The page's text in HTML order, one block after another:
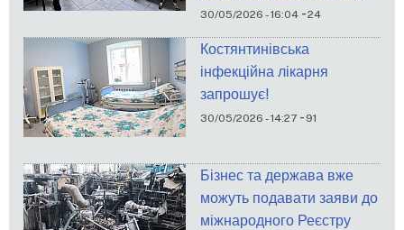
30/05/2026 - 16:04 -24
Костянтинівська
інфекційна лікарня
запрошує!
30/05/2026 - 14:27 - 91
Бізнес та держава вже
можуть подавати заяви до
міжнародного Реєстру